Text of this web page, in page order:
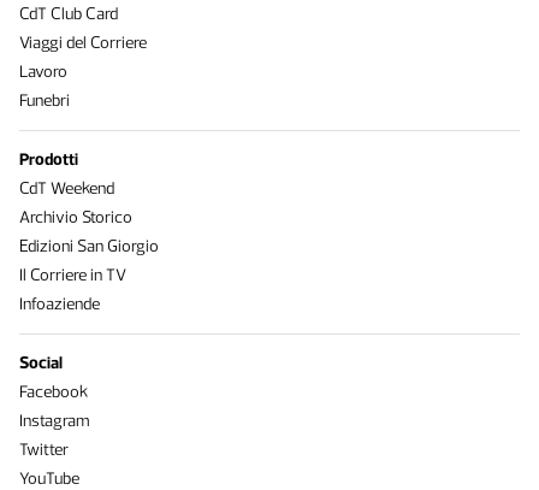
CdT Club Card
Viaggi del Corriere
Lavoro
Funebri
Prodotti
CdT Weekend
Archivio Storico
Edizioni San Giorgio
Il Corriere in TV
Infoaziende
Social
Facebook
Instagram
Twitter
YouTube